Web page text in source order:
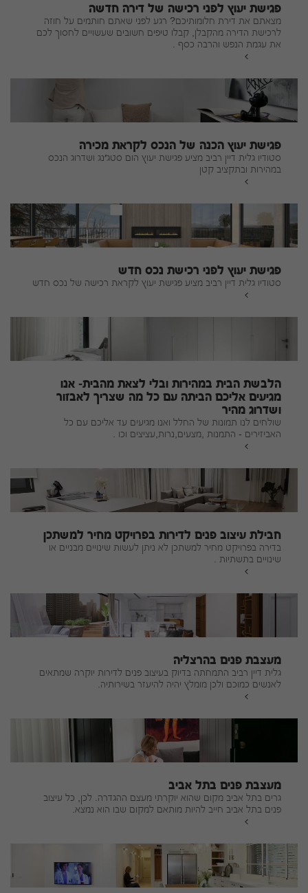
פגישת יעוץ לפני רכישה של דירה חדשה
מצאתם את דירת חלומותיכם? רגע לפני שאתם חותמים על חוזה
לרכישת הדירה מהקבלן, קבלו טיפים חשובים שעשויים לחסוך לכם
את עגמת הנפש והרבה כסף .
פגישת יעוץ הכנה של הנכס לקראת מכירה
סטודיו גלית דיין רביב מציע פגישת יעוץ הום סטג׳נג ושדרוג הנכס
במהירות ובתקציב קטן
פגישת יעוץ לפני רכישת נכס חדש
סטודיו גלית דיין רביב מציע פגישת יעוץ לקראת רכישה של נכס חדש
הלבשת הבית במהירות ובלי לצאת מהבית- אנו
מגיעים אליכם הביתה עם כל מה שצריך לאבזור
ושדרוג מהיר
שולחים לנו תמונות של החלל ואנו מגיעים עד אליכם עם כל
האביזירים - התמנות ,מצעים,נרות,עציצים וכו .
חבילת עיצוב פנים לדירות בפרויקט מחיר למשתכן
בדירה בפרויקט מחיר למשתכן לא ניתן לעשות שינויים מבניים או
שינויים בתשתיות .
מעצבת פנים בהרצליה
גלית דיין רביב התמחתה בדיוק בעיצוב פנים לדירות יוקרה שמתאים
לאנשים כמוכם ולכן מומלץ יהיה להיעזר בשירותיה.
מעצבת פנים בתל אביב
גרים בתל אביב מקום שהוא יוקרתי מעצם ההגדרה. לכן, כל עיצוב
פנים בתל אביב חייב להיות מותאם למקום שבו הוא נמצא.